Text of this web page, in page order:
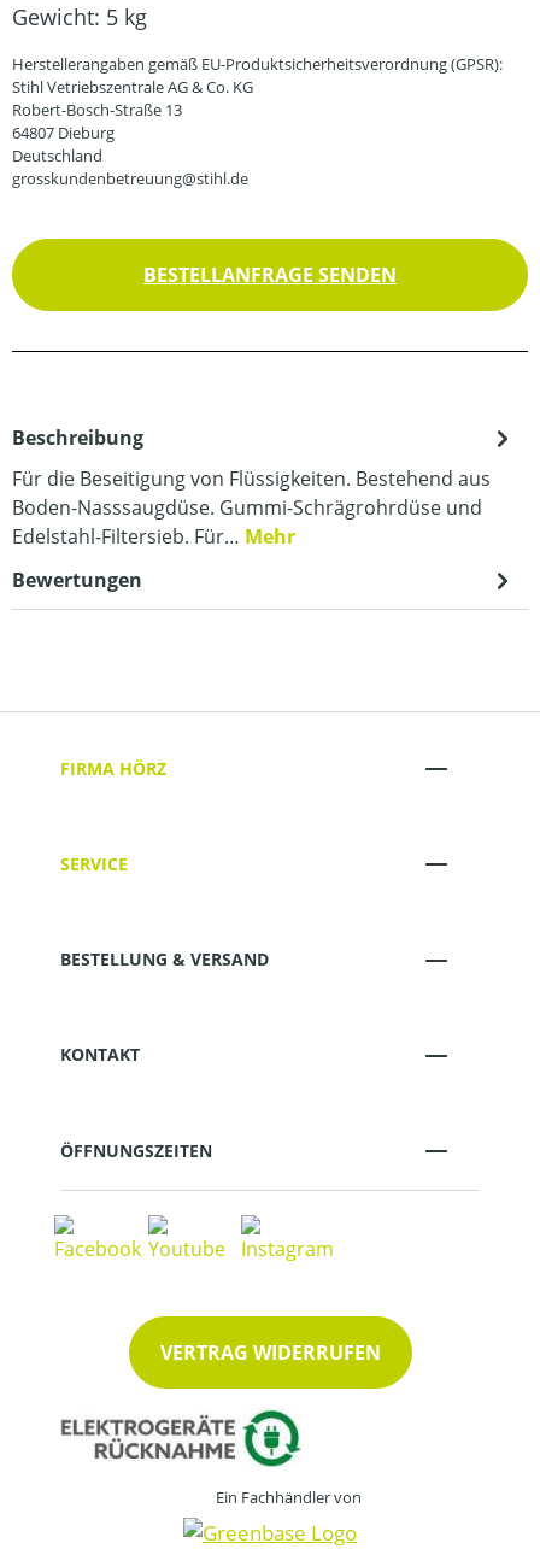
Gewicht: 5 kg
Herstellerangaben gemäß EU-Produktsicherheitsverordnung (GPSR):
Stihl Vetriebszentrale AG & Co. KG
Robert-Bosch-Straße 13
64807 Dieburg
Deutschland
grosskundenbetreuung@stihl.de
BESTELLANFRAGE SENDEN
Beschreibung
Für die Beseitigung von Flüssigkeiten. Bestehend aus
Boden-Nasssaugdüse. Gummi-Schrägrohrdüse und
Edelstahl-Filtersieb. Für… Mehr
Bewertungen
FIRMA HÖRZ
SERVICE
BESTELLUNG & VERSAND
KONTAKT
ÖFFNUNGSZEITEN
VERTRAG WIDERRUFEN
Ein Fachhändler von